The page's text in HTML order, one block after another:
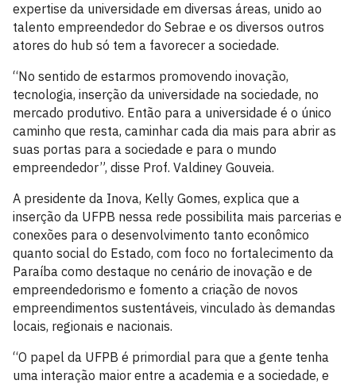
expertise da universidade em diversas áreas, unido ao
talento empreendedor do Sebrae e os diversos outros
atores do hub só tem a favorecer a sociedade.
“No sentido de estarmos promovendo inovação,
tecnologia, inserção da universidade na sociedade, no
mercado produtivo. Então para a universidade é o único
caminho que resta, caminhar cada dia mais para abrir as
suas portas para a sociedade e para o mundo
empreendedor”, disse Prof. Valdiney Gouveia.
A presidente da Inova, Kelly Gomes, explica que a
inserção da UFPB nessa rede possibilita mais parcerias e
conexões para o desenvolvimento tanto econômico
quanto social do Estado, com foco no fortalecimento da
Paraíba como destaque no cenário de inovação e de
empreendedorismo e fomento a criação de novos
empreendimentos sustentáveis, vinculado às demandas
locais, regionais e nacionais.
“O papel da UFPB é primordial para que a gente tenha
uma interação maior entre a academia e a sociedade, e